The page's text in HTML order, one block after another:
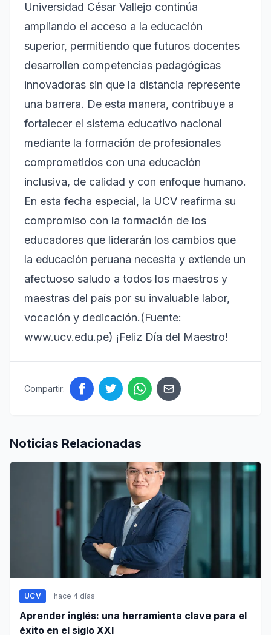
Universidad César Vallejo continúa
ampliando el acceso a la educación
superior, permitiendo que futuros docentes
desarrollen competencias pedagógicas
innovadoras sin que la distancia represente
una barrera. De esta manera, contribuye a
fortalecer el sistema educativo nacional
mediante la formación de profesionales
comprometidos con una educación
inclusiva, de calidad y con enfoque humano.
En esta fecha especial, la UCV reafirma su
compromiso con la formación de los
educadores que liderarán los cambios que
la educación peruana necesita y extiende un
afectuoso saludo a todos los maestros y
maestras del país por su invaluable labor,
vocación y dedicación.(Fuente:
www.ucv.edu.pe) ¡Feliz Día del Maestro!
Compartir:
Noticias Relacionadas
UCV hace 4 días
Aprender inglés: una herramienta clave para el
éxito en el siglo XXI